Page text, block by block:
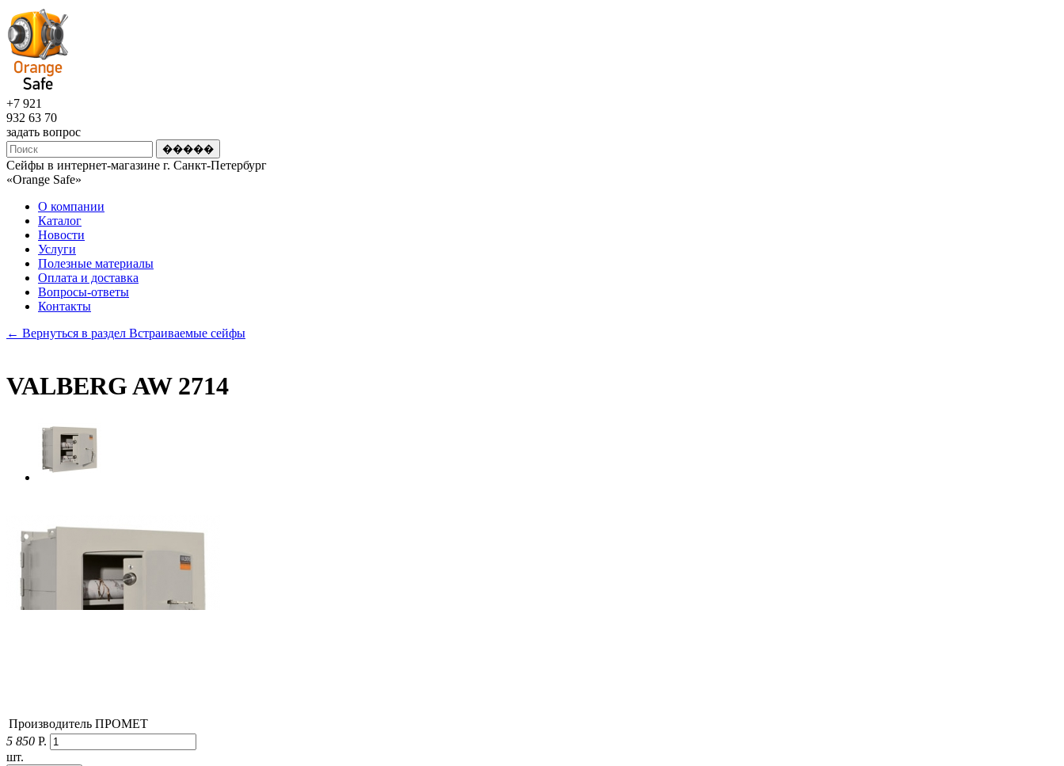
+7 921
932 63 70
задать вопрос
Сейфы в интернет-магазине г. Санкт-Петербург
«Оrange Safe»
О компании
Каталог
Новости
Услуги
Полезные материалы
Оплата и доставка
Вопросы-ответы
Контакты
← Вернуться в раздел Встраиваемые сейфы
VALBERG AW 2714
Производитель ПРОМЕТ
5 850 Р.
шт.